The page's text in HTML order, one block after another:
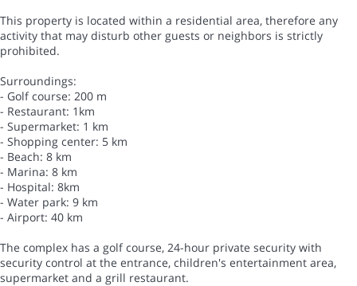
This property is located within a residential area, therefore any
activity that may disturb other guests or neighbors is strictly
prohibited.
Surroundings:
- Golf course: 200 m
- Restaurant: 1km
- Supermarket: 1 km
- Shopping center: 5 km
- Beach: 8 km
- Marina: 8 km
- Hospital: 8km
- Water park: 9 km
- Airport: 40 km
The complex has a golf course, 24-hour private security with
security control at the entrance, children's entertainment area,
supermarket and a grill restaurant.